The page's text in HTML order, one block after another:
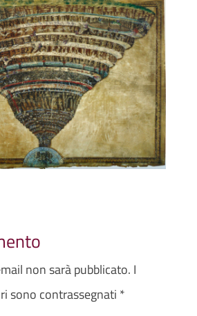
non sarà pubblicato. I
sono contrassegnati *